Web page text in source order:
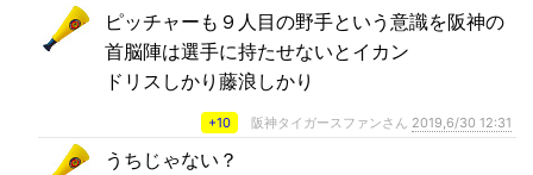
ピッチャーも９人目の野手という意識を阪神の
首脳陣は選手に持たせないとイカン
ドリスしかり藤浪しかり
+10 阪神タイガースファンさん 2019,6/30 12:31
うちじゃない？